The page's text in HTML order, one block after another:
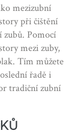
mezizubní
při čištění
zubů. Pomocí
mezi zuby,
Tím můžete
řadě i
tradiční zubní